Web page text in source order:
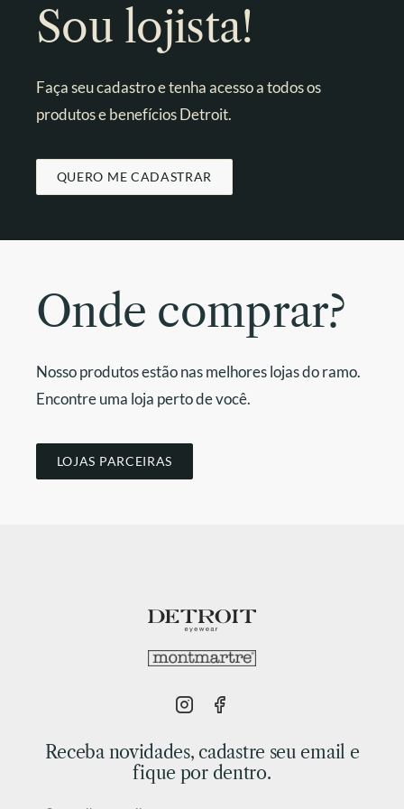
Sou lojista!
Faça seu cadastro e tenha acesso a todos os
produtos e benefícios Detroit.
QUERO ME CADASTRAR
Onde comprar?
Nosso produtos estão nas melhores lojas do ramo.
Encontre uma loja perto de você.
LOJAS PARCEIRAS
Receba novidades, cadastre seu email e
fique por dentro.